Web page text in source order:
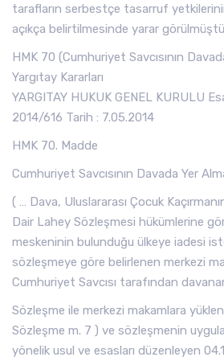
tarafların serbestçe tasarruf
açıkça belirtilmesinde yarar
HMK 70 (Cumhuriyet Savcısının
Yargıtay Kararları
YARGITAY HUKUK GENEL KURULU
2014/616 Tarih : 7.05.2014
HMK 70. Madde
Cumhuriyet Savcısının Davada Yer
( … Dava, Uluslararası Çocuk
Dair Lahey Sözleşmesi hükümlerine
meskeninin bulunduğu ülkeye iadesi
sözleşmeye göre belirlenen merkezi
Cumhuriyet Savcısı tarafından
Sözleşme ile merkezi makamlara
Sözleşme m. 7 ) ve sözleşmenin
yönelik usul ve esasları düzenleyen